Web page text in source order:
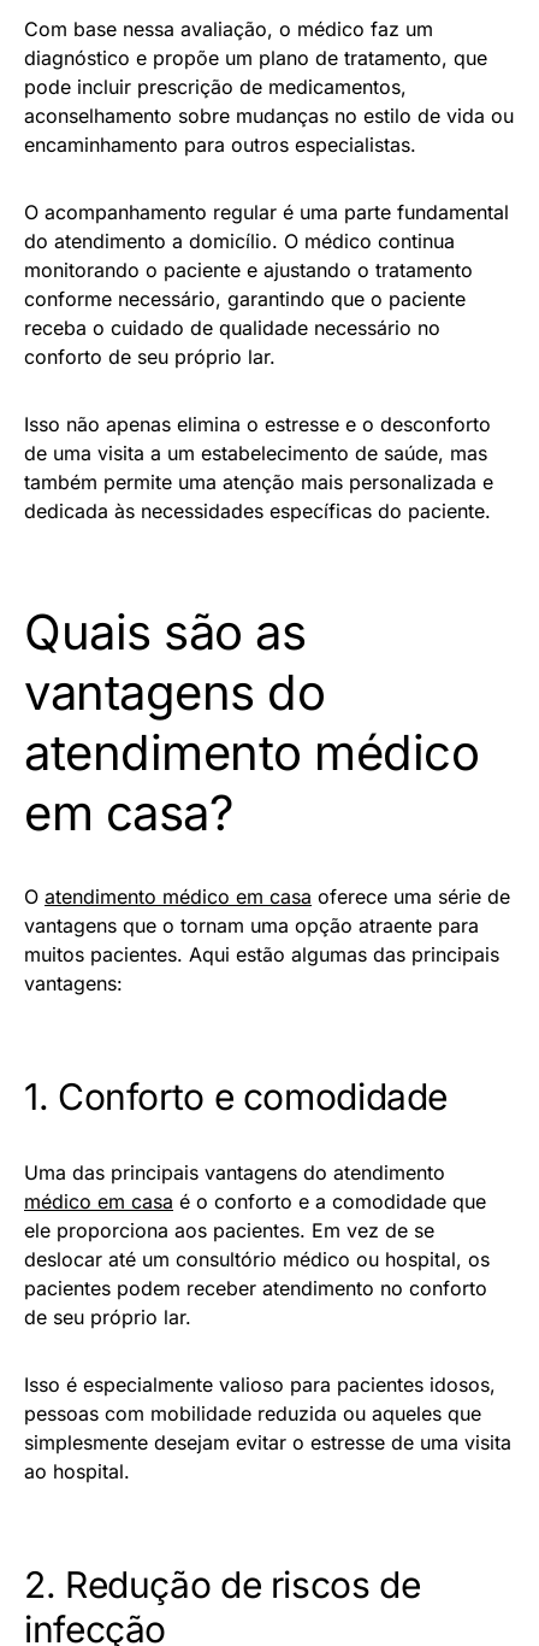
Com base nessa avaliação, o médico faz um
diagnóstico e propõe um plano de tratamento, que
pode incluir prescrição de medicamentos,
aconselhamento sobre mudanças no estilo de vida ou
encaminhamento para outros especialistas.
O acompanhamento regular é uma parte fundamental
do atendimento a domicílio. O médico continua
monitorando o paciente e ajustando o tratamento
conforme necessário, garantindo que o paciente
receba o cuidado de qualidade necessário no
conforto de seu próprio lar.
Isso não apenas elimina o estresse e o desconforto
de uma visita a um estabelecimento de saúde, mas
também permite uma atenção mais personalizada e
dedicada às necessidades específicas do paciente.
Quais são as
vantagens do
atendimento médico
em casa?
O atendimento médico em casa oferece uma série de
vantagens que o tornam uma opção atraente para
muitos pacientes. Aqui estão algumas das principais
vantagens:
1. Conforto e comodidade
Uma das principais vantagens do atendimento
médico em casa é o conforto e a comodidade que
ele proporciona aos pacientes. Em vez de se
deslocar até um consultório médico ou hospital, os
pacientes podem receber atendimento no conforto
de seu próprio lar.
Isso é especialmente valioso para pacientes idosos,
pessoas com mobilidade reduzida ou aqueles que
simplesmente desejam evitar o estresse de uma visita
ao hospital.
2. Redução de riscos de
infecção